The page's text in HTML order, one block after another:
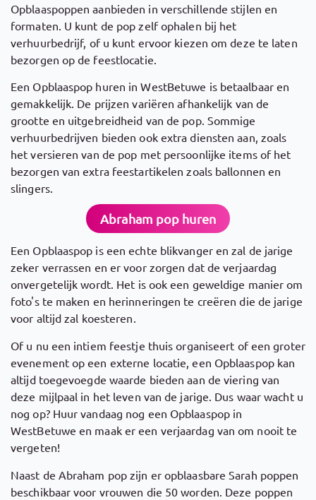
Opblaaspoppen aanbieden in verschillende stijlen en
formaten. U kunt de pop zelf ophalen bij het
verhuurbedrijf, of u kunt ervoor kiezen om deze te laten
bezorgen op de feestlocatie.
Een Opblaaspop huren in WestBetuwe is betaalbaar en
gemakkelijk. De prijzen variëren afhankelijk van de
grootte en uitgebreidheid van de pop. Sommige
verhuurbedrijven bieden ook extra diensten aan, zoals
het versieren van de pop met persoonlijke items of het
bezorgen van extra feestartikelen zoals ballonnen en
slingers.
Abraham pop huren
Een Opblaaspop is een echte blikvanger en zal de jarige
zeker verrassen en er voor zorgen dat de verjaardag
onvergetelijk wordt. Het is ook een geweldige manier om
foto's te maken en herinneringen te creëren die de jarige
voor altijd zal koesteren.
Of u nu een intiem feestje thuis organiseert of een groter
evenement op een externe locatie, een Opblaaspop kan
altijd toegevoegde waarde bieden aan de viering van
deze mijlpaal in het leven van de jarige. Dus waar wacht u
nog op? Huur vandaag nog een Opblaaspop in
WestBetuwe en maak er een verjaardag van om nooit te
vergeten!
Naast de Abraham pop zijn er opblaasbare Sarah poppen
beschikbaar voor vrouwen die 50 worden. Deze poppen